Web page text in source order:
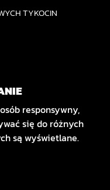
TYKOCIN
responsywny,
się do różnych
są wyświetlane.